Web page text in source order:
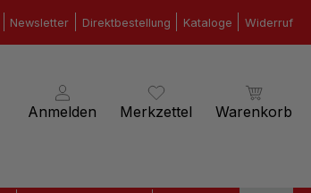
Newsletter Direktbestellung Kataloge Widerruf
Anmelden Merkzettel Warenkorb